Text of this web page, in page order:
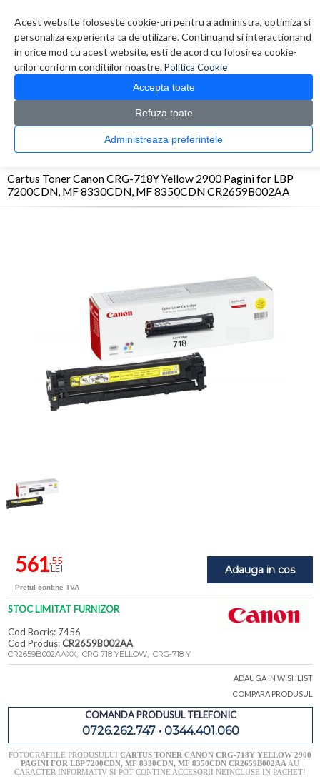
Acest website foloseste cookie-uri pentru a administra, optimiza si
personaliza experienta ta de utilizare. Continuand si interactionand
in orice mod cu acest website, esti de acord cu folosirea cookie-
urilor conform conditiilor noastre.Politica Cookie
Accepta toate
Refuza toate
Administreaza preferintele
0 produs(e)
CATALOG PRODUSE
Consumabile originale > Toner > Cartus Toner Canon CRG-718Y Yellow
Cartus Toner Canon CRG-718Y Yellow 2900 Pagini for LBP
7200CDN, MF 8330CDN, MF 8350CDN CR2659B002AA
Adauga in cos
561,55
LEI
Pretul contine TVA
STOC LIMITAT FURNIZOR
Cod Bocris: 7456
Cod Produs:CR2659B002AA
CR2659B002AAXX, CRG 718 YELLOW, CRG-718 Y
ADAUGA IN WISHLIST
COMPARA PRODUSUL
COMANDA PRODUSUL TELEFONIC
0726.262.747 • 0344.401.060
FOTOGRAFIILE PRODUSULUI CARTUS TONER CANON CRG-718Y YELLOW 2900
PAGINI FOR LBP 7200CDN, MF 8330CDN, MF 8350CDN CR2659B002AAAU
CARACTER INFORMATIV SI POT CONTINE ACCESORII NEINCLUSE IN PACHET!